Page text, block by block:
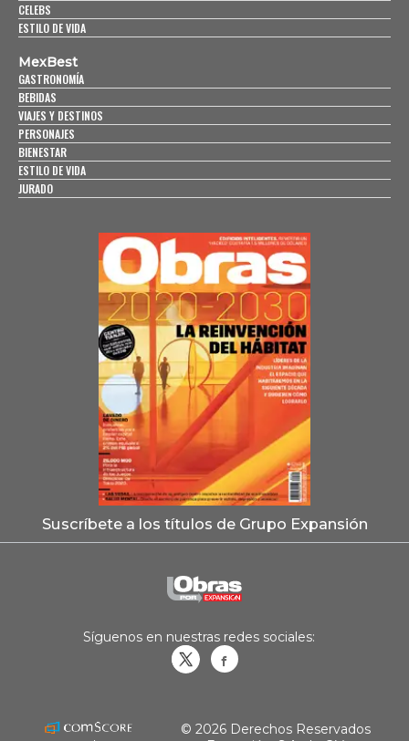
CELEBS
ESTILO DE VIDA
MexBest
GASTRONOMÍA
BEBIDAS
VIAJES Y DESTINOS
PERSONAJES
BIENESTAR
ESTILO DE VIDA
JURADO
Suscríbete a los títulos de Grupo Expansión
Síguenos en nuestras redes sociales:
© 2026 Derechos Reservados